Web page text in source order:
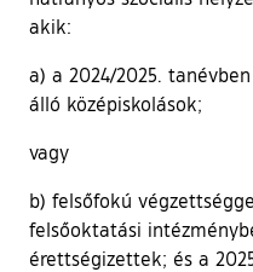
akik:
a) a 2024/2025.
álló középiskolások;
vagy
b) felsőfokú
felsőoktatási
érettségizettek; és a